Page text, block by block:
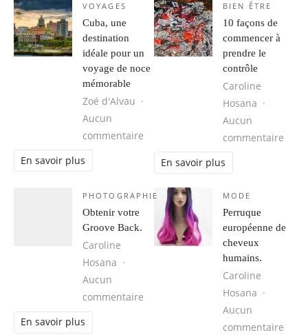
VOYAGES
Cuba, une
destination
idéale pour un
voyage de noce
mémorable
Zoé d'Alvau
Aucun
commentaire sur Cuba, une destination idéale
En savoir plus
BIEN ÊTRE
10 façons de
commencer à
prendre le
contrôle
Caroline
Hosana
Aucun
commentaire
En savoir plus
PHOTOGRAPHIE
Obtenir votre
Groove Back.
Caroline
Hosana
Aucun
commentaire sur Obtenir votre Groove Back.
En savoir plus
MODE
Perruque
européenne de
cheveux
humains.
Caroline
Hosana
Aucun
commentaire